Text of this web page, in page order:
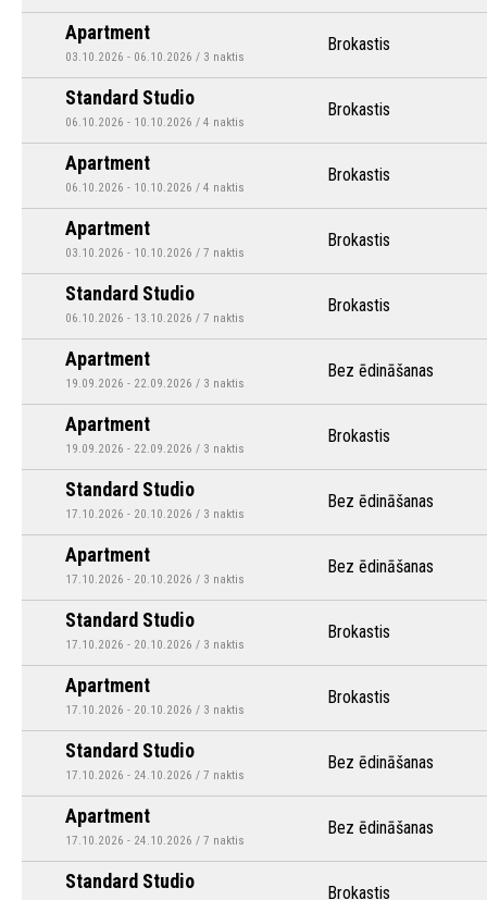
Apartment
03.10.2026 - 06.10.2026 / 3 naktis
Brokastis
Standard Studio
06.10.2026 - 10.10.2026 / 4 naktis
Brokastis
Apartment
06.10.2026 - 10.10.2026 / 4 naktis
Brokastis
Apartment
03.10.2026 - 10.10.2026 / 7 naktis
Brokastis
Standard Studio
06.10.2026 - 13.10.2026 / 7 naktis
Brokastis
Apartment
19.09.2026 - 22.09.2026 / 3 naktis
Bez ēdināšanas
Apartment
19.09.2026 - 22.09.2026 / 3 naktis
Brokastis
Standard Studio
17.10.2026 - 20.10.2026 / 3 naktis
Bez ēdināšanas
Apartment
17.10.2026 - 20.10.2026 / 3 naktis
Bez ēdināšanas
Standard Studio
17.10.2026 - 20.10.2026 / 3 naktis
Brokastis
Apartment
17.10.2026 - 20.10.2026 / 3 naktis
Brokastis
Standard Studio
17.10.2026 - 24.10.2026 / 7 naktis
Bez ēdināšanas
Apartment
17.10.2026 - 24.10.2026 / 7 naktis
Bez ēdināšanas
Standard Studio
Brokastis